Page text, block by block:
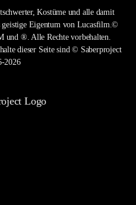
Kostüme und alle damit
geistige Eigentum von Lucasfilm.©
®. Alle Rechte vorbehalten.
dieser Seite sind © Saberproject
2026